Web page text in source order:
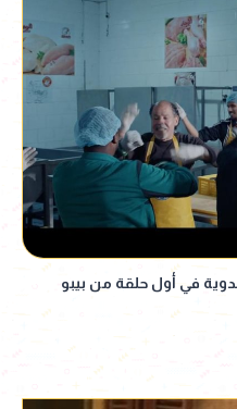
في أول حلقة من بيبو